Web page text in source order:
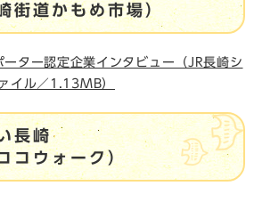
街道かもめ市場）
ーター認定企業インタビュー（JR長崎シ
イル／1.13MB）
長崎
コウォーク）